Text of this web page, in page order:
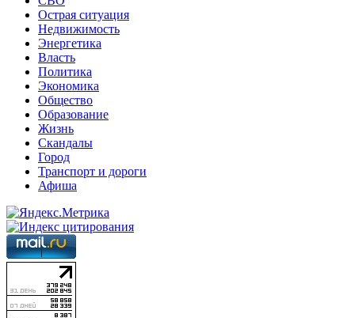
Острая ситуация
Недвижимость
Энергетика
Власть
Политика
Экономика
Общество
Образование
Жизнь
Скандалы
Город
Транспорт и дороги
Афиша